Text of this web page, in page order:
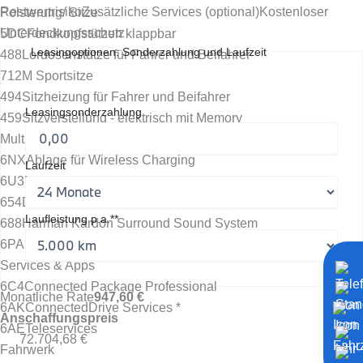
Polsterung/ Sitze
5DCFondkopfstützen klappbar
488 Lordosenstütze für Fahrer und Beifahrer
712M Sportsitze
494Sitzheizung für Fahrer und Beifahrer
459Sitzverstellung - elektrisch mit Memory
Multimedia
6NXAblage für Wireless Charging
6U3BMW Live Cockpit Professional *
654DAB Tuner
688 Harman Kardon Surround Sound System
6PA Personal eSIM
Services & Apps
6C4Connected Package Professional
6AKConnectedDrive Services *
6AETeleservices
Fahrwerk
RestwertrisikoZusätzliche Services (optional)Kostenloser
Unterdeckungsschutz
Leasingoptionen: Sonderzahlung und Laufzeit
Leasingsonderzahlung
Laufzeit
Laufleistung p.a.**
Monatliche Rate947,60 €
Anschaffungspreis
72.704,68 €